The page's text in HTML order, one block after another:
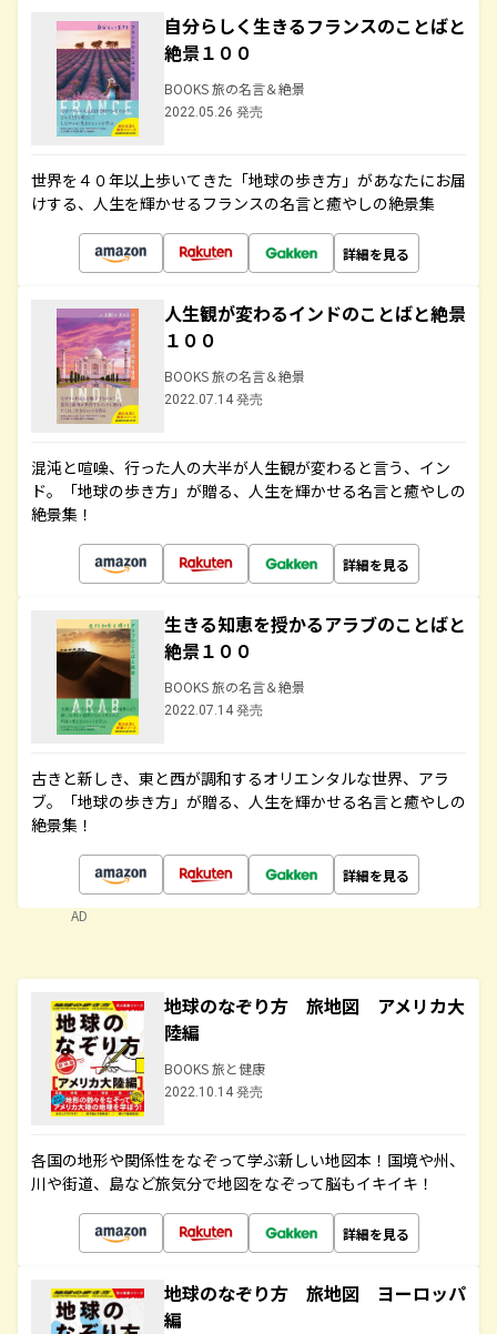
自分らしく生きるフランスのことばと
絶景１００
BOOKS 旅の名言＆絶景
2022.05.26 発売
世界を４０年以上歩いてきた「地球の歩き方」があなたにお届
けする、人生を輝かせるフランスの名言と癒やしの絶景集
詳細を見る
人生観が変わるインドのことばと絶景
１００
BOOKS 旅の名言＆絶景
2022.07.14 発売
混沌と喧噪、行った人の大半が人生観が変わると言う、イン
ド。「地球の歩き方」が贈る、人生を輝かせる名言と癒やしの
絶景集！
詳細を見る
生きる知恵を授かるアラブのことばと
絶景１００
BOOKS 旅の名言＆絶景
2022.07.14 発売
古きと新しき、東と西が調和するオリエンタルな世界、アラ
ブ。「地球の歩き方」が贈る、人生を輝かせる名言と癒やしの
絶景集！
詳細を見る
AD
地球のなぞり方 旅地図 アメリカ大
陸編
BOOKS 旅と健康
2022.10.14 発売
各国の地形や関係性をなぞって学ぶ新しい地図本！国境や州、
川や街道、島など旅気分で地図をなぞって脳もイキイキ！
詳細を見る
地球のなぞり方 旅地図 ヨーロッパ
編